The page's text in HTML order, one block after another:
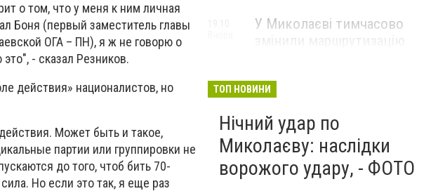
о том, что у меня к ним личная
Боня (первый заместитель главы
ОГА – ПН), я ж не говорю о
- сказал Резников.
действия» националистов, но
Может быть и такое,
партии или группировки не
до того, чтоб бить 70-
Но если это так, я еще раз
У Миколаєві тимчасово
ТОП НОВИНИ
Нічний удар по
Миколаєву: наслідки
ворожого удару, - ФОТО